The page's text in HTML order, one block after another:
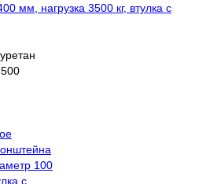
мм, нагрузка 3500 кг, втулка с